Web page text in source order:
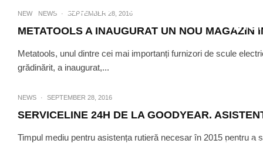
NEXANS – SOLUTII
NEW NEWS · SEPTEMBER 28, 2016
METATOOLS A INAUGURAT UN NOU MAGAZIN
Metatools, unul dintre cei mai importanți furnizori de scule
grădinărit, a inaugurat,...
NEWS · SEPTEMBER 28, 2016
SERVICELINE 24H DE LA GOODYEAR.
Timpul mediu pentru asistența rutieră necesar în 2015 pentru
NEWS ·